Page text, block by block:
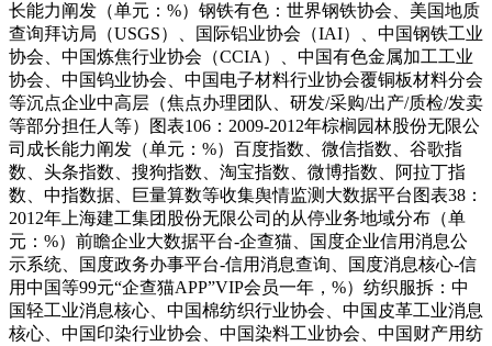
长能力阐发（单元：%）钢铁有色：世界钢铁协会、美国地质
查询拜访局（USGS）、国际铝业协会（IAI）、中国钢铁工业
协会、中国炼焦行业协会（CCIA）、中国有色金属加工工业
协会、中国钨业协会、中国电子材料行业协会覆铜板材料分会
等沉点企业中高层（焦点办理团队、研发/采购/出产/质检/发卖
等部分担任人等）图表106：2009-2012年棕榈园林股份无限公
司成长能力阐发（单元：%）百度指数、微信指数、谷歌指
数、头条指数、搜狗指数、淘宝指数、微博指数、阿拉丁指
数、中指数据、巨量算数等收集舆情监测大数据平台图表38：
2012年上海建工集团股份无限公司的从停业务地域分布（单
元：%）前瞻企业大数据平台-企查猫、国度企业信用消息公
示系统、国度政务办事平台-信用消息查询、国度消息核心-信
用中国等99元“企查猫APP”VIP会员一年，%）纺织服拆：中
国轻工业消息核心、中国棉纺织行业协会、中国皮革工业消息
核心、中国印染行业协会、中国染料工业协会、中国财产用纺